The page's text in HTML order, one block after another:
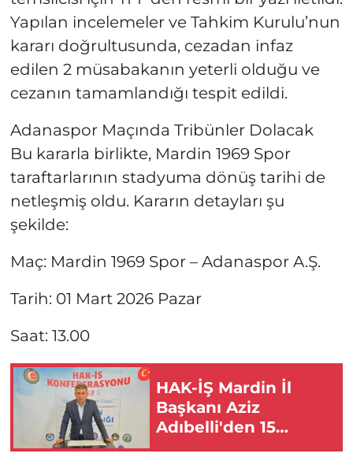
Yapılan incelemeler ve Tahkim Kurulu’nun
kararı doğrultusunda, cezadan infaz
edilen 2 müsabakanın yeterli olduğu ve
cezanın tamamlandığı tespit edildi.
Adanaspor Maçında Tribünler Dolacak
Bu kararla birlikte, Mardin 1969 Spor
taraftarlarının stadyuma dönüş tarihi de
netleşmiş oldu. Kararın detayları şu
şekilde:
Maç: Mardin 1969 Spor – Adanaspor A.Ş.
Tarih: 01 Mart 2026 Pazar
Saat: 13.00
HAK-İŞ Mardin İl
Başkanı Aziz
Adıbelli'den 15
Temmuz mesajı